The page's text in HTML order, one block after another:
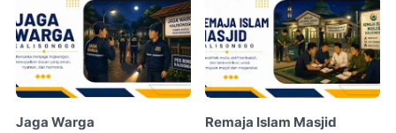
Jaga Warga Remaja Islam Masjid